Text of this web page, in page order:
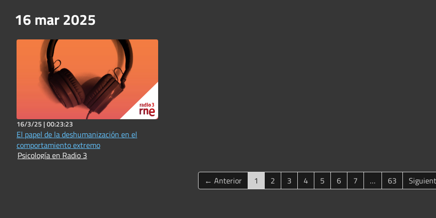
16 mar 2025
16/3/25 |00:23:23
El papel de la deshumanización en el
comportamiento extremo
Psicología en Radio 3
← Anterior 1 (current)
2 3 4 5 6 7 … 63